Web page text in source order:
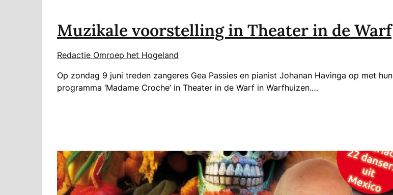
Muzikale voorstelling in Theater in de Warf
Redactie Omroep het Hogeland
Op zondag 9 juni treden zangeres Gea Passies en pianist Johanan Havinga op met hun
programma ‘Madame Croche’ in Theater in de Warf in Warfhuizen.…